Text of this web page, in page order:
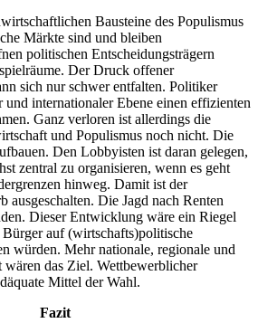
Bausteine des Populismus
Märkte sind und bleiben
politischen Entscheidungsträgern
Der Druck offener
sich nur schwer entfalten. Politiker
internationaler Ebene einen effizienten
Ganz verloren ist allerdings die
und Populismus noch nicht. Die
Den Lobbyisten ist daran gelegen,
zentral zu organisieren, wenn es geht
hinweg. Damit ist der
ausgeschalten. Die Jagd nach Renten
Dieser Entwicklung wäre ein Riegel
auf (wirtschafts)politische
würden. Mehr nationale, regionale und
wären das Ziel. Wettbewerblicher
Mittel der Wahl.
Fazit